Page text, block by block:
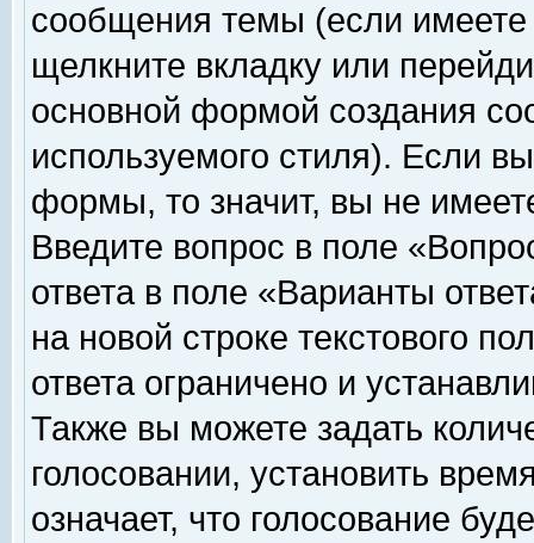
сообщения темы (если
щелкните вкладку или
основной формой создания
используемого стиля). Если
формы, то значит, вы не
Введите вопрос в поле
ответа в поле «Варианты
на новой строке текстового
ответа ограничено и
Также вы можете задать
голосовании, установить
означает, что голосование